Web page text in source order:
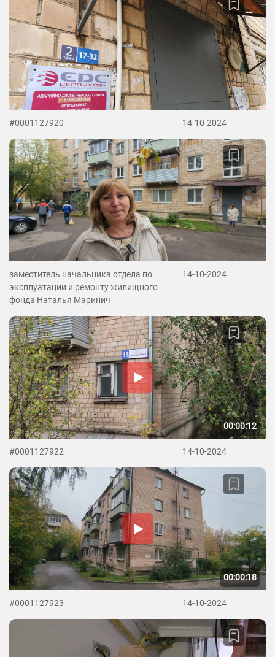
#0001127920 14-10-2024
заместитель начальника отдела по
эксплуатации и ремонту жилищного
фонда Наталья Маринич
14-10-2024
00:00:12
#0001127922 14-10-2024
00:00:18
#0001127923 14-10-2024